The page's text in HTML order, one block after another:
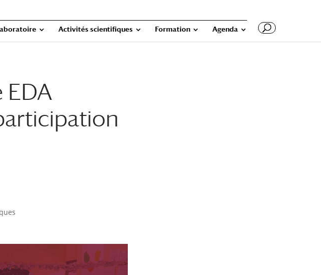
Activités scientifiques Formation Agenda
EDA